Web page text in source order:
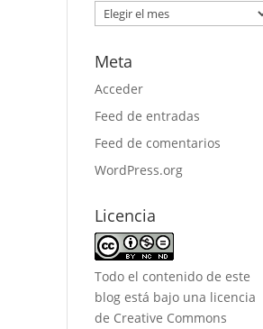
Archivos
Meta
Acceder
Feed de entradas
Feed de comentarios
WordPress.org
Licencia
Todo el contenido de este
blog está bajo una licencia
de Creative Commons